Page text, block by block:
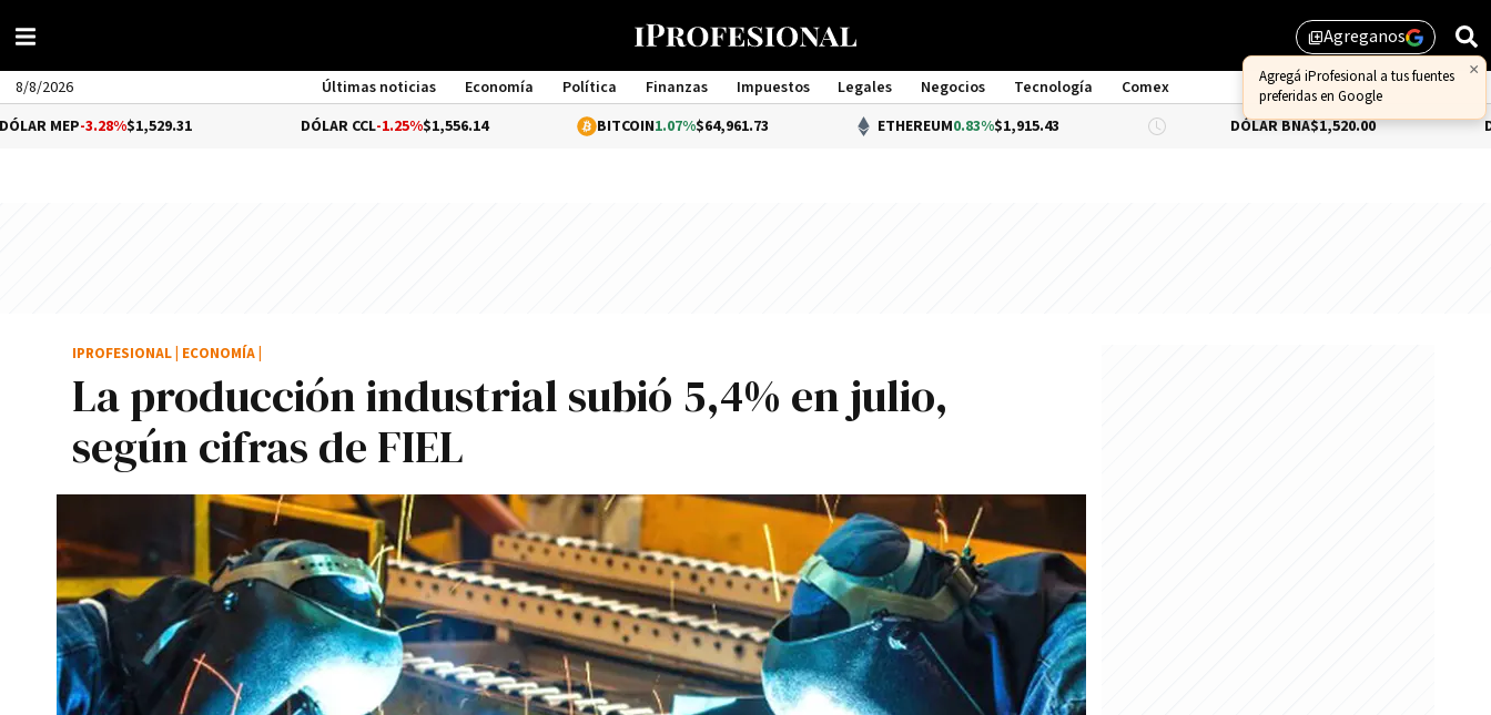
library_addAgreganos
×
Agregá iProfesional a tus fuentes
preferidas en Google
8/8/2026 Últimas noticias Economía Política Finanzas Impuestos Legales Negocios Tecnología
Comex
Management
-3.28%$1,529.31 DÓLAR CCL-1.25% $1,556.14 BITCOIN1.07%$64,961.73 ETHEREUM0.83%$1,915.43 DÓLAR BNA$1,520.00 DÓLAR
La producción industrial subió 5,4% en julio,
según cifras de FIEL
IPROFESIONAL ECONOMÍA